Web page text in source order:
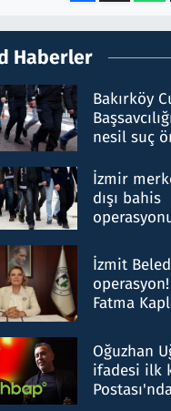
Haberler
Bakırköy
nesil suç
hakkında
İzmir
dışı bahis
Milyar
trafiği
İzmit
Fatma
Oğuzhan
ifadesi ilk